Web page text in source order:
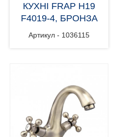
КУХНІ FRAP H19
F4019-4, БРОНЗА
Артикул - 1036115